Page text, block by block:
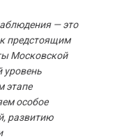
— это
предстоящим
Московской
уровень
этапе
особое
развитию